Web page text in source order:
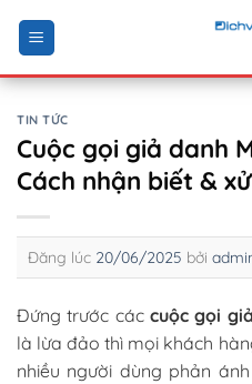
content
TIN TỨC
Cuộc gọi giả danh
Cách nhận biết &
Đăng lúc 20/06/2025 bởi
Đứng trước các cuộc gọi
là lừa đảo thì mọi khách
nhiều người dùng phản